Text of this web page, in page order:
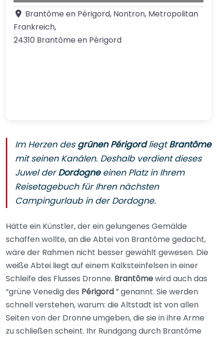
Brantôme en Périgord, Nontron, Metropolitan
Frankreich,
24310 Brantôme en Périgord
Im Herzen des grünen PérigordliegtBrantôme
mit seinen Kanälen. Deshalb verdient dieses
Juwel derDordogneeinen Platz in Ihrem
Reisetagebuch für Ihren nächsten
Campingurlaub in der Dordogne.
Hätte ein Künstler, der ein gelungenes Gemälde
schaffen wollte, an die Abtei von Brantôme gedacht,
wäre der Rahmen nicht besser gewählt gewesen. Die
weiße Abtei liegt auf einem Kalksteinfelsen in einer
Schleife des Flusses Dronne. Brantômewird auch das
“grüne Venedig des Périgord” genannt. Sie werden
schnell verstehen, warum: die Altstadt ist von allen
Seiten von der Dronne umgeben, die sie in ihre Arme
zu schließen scheint. Ihr Rundgang durch Brantôme